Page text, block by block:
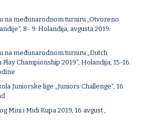
na međunarodnom turniru „Otvoreno
8- 9. Holandija, avgusta 2019.
na međunarodnom turniru „Dutch
Championship 2019”, Holandija, 15-16.
Juniorske lige „Juniors Challenge“, 16.
Mini i Midi Kupa 2019, 16 avgust ,